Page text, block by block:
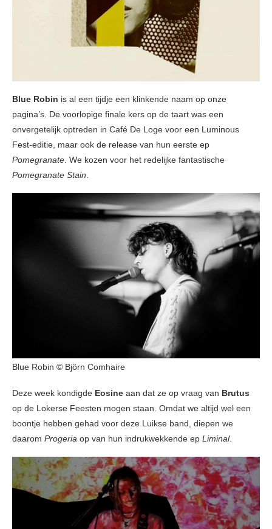
Blue Robin is al een tijdje een klinkende naam op onze
pagina’s. De voorlopige finale kers op de taart was een
onvergetelijk optreden in Café De Loge voor een Luminous
Fest-editie, maar ook de release van hun eerste ep
Pomegranate. We kozen voor het redelijke fantastische
Pomegranate Stain.
Blue Robin © Björn Comhaire
Deze week kondigde Eosine aan dat ze op vraag van Brutus
op de Lokerse Feesten mogen staan. Omdat we altijd wel een
boontje hebben gehad voor deze Luikse band, diepen we
daarom Progeria op van hun indrukwekkende ep Liminal.